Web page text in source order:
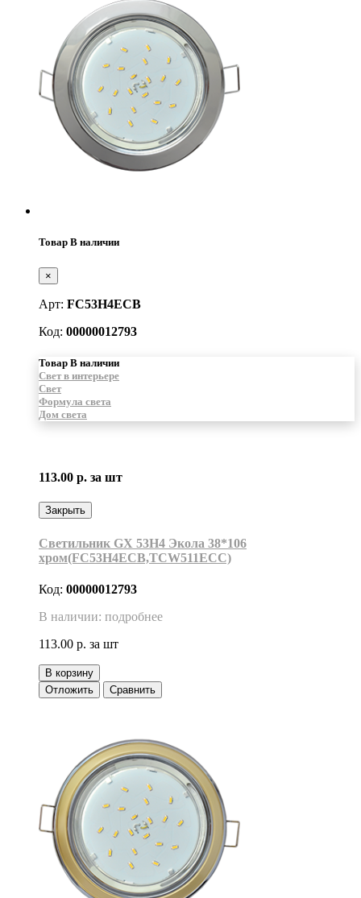
Товар В наличии
×
Арт: FC53H4ECB
Код: 00000012793
Товар В наличии
Свет в интерьере
Свет
Формула света
Дом света
113.00 р. за шт
Закрыть
Светильник GX 53H4 Экола 38*106
хром(FC53H4ECB,TCW511ECC)
Код: 00000012793
В наличии: подробнее
113.00 р. за шт
В корзину
Отложить
Сравнить